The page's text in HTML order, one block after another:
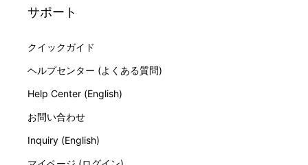
サポート
クイックガイド
ヘルプセンター (よくある質問)
Help Center (English)
お問い合わせ
Inquiry (English)